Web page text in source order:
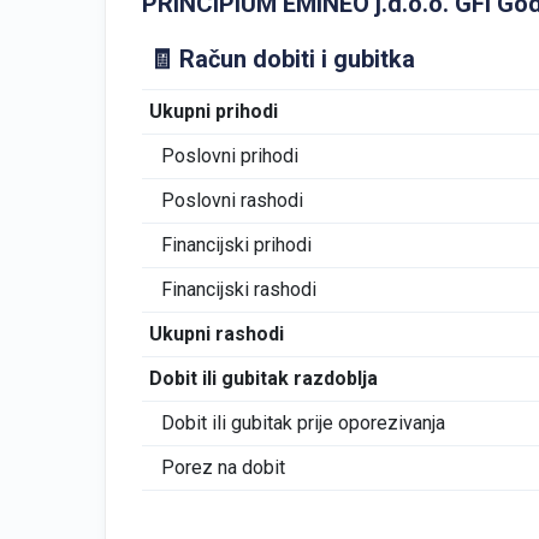
🧾 Račun dobiti i gubitka
Ukupni prihodi
Poslovni prihodi
Poslovni rashodi
Financijski prihodi
Financijski rashodi
Ukupni rashodi
Dobit ili gubitak razdoblja
Dobit ili gubitak prije oporezivanja
Porez na dobit